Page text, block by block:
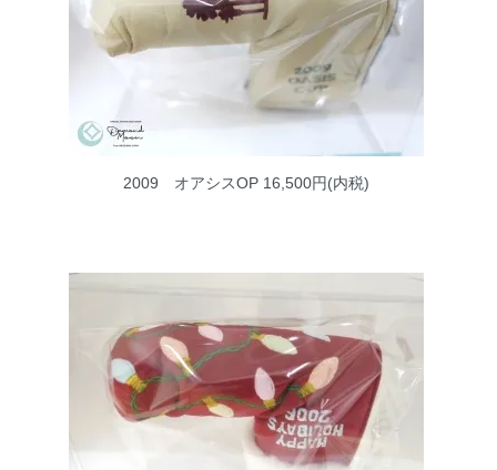
2009 オアシスOP16,500円(内税)